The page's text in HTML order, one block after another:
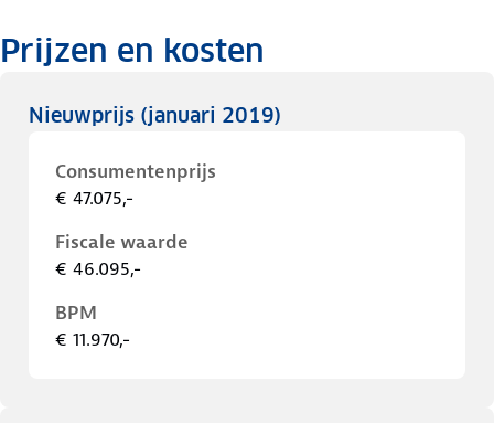
Prijzen en kosten
Nieuwprijs (januari 2019)
Consumentenprijs
€ 47.075,-
Fiscale waarde
€ 46.095,-
BPM
€ 11.970,-